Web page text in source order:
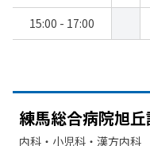
15:00 - 17:00
練馬総合病院旭
内科・​小児科・​漢方内科